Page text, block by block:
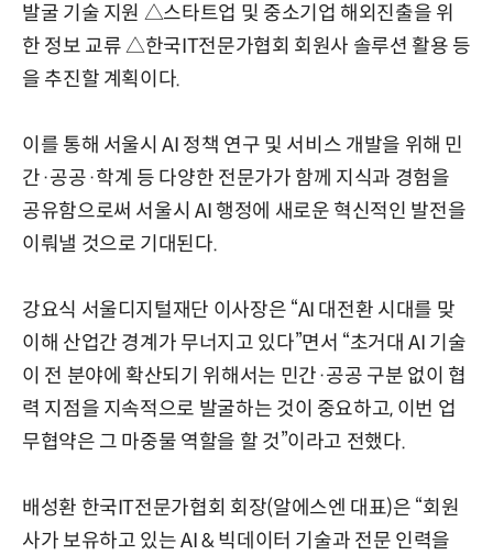
발굴 기술 지원 △스타트업 및 중소기업 해외진출을 위
한 정보 교류 △한국IT전문가협회 회원사 솔루션 활용 등
을 추진할 계획이다.
이를 통해 서울시 AI 정책 연구 및 서비스 개발을 위해 민
간·공공·학계 등 다양한 전문가가 함께 지식과 경험을
공유함으로써 서울시 AI 행정에 새로운 혁신적인 발전을
이뤄낼 것으로 기대된다.
강요식 서울디지털재단 이사장은 “AI 대전환 시대를 맞
이해 산업간 경계가 무너지고 있다”면서 “초거대 AI 기술
이 전 분야에 확산되기 위해서는 민간·공공 구분 없이 협
력 지점을 지속적으로 발굴하는 것이 중요하고, 이번 업
무협약은 그 마중물 역할을 할 것”이라고 전했다.
배성환 한국IT전문가협회 회장(알에스엔 대표)은 “회원
사가 보유하고 있는 AI & 빅데이터 기술과 전문 인력을